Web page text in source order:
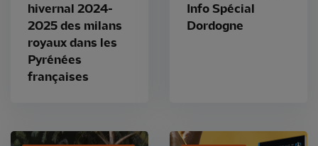
hivernal 2024-
2025 des milans
royaux dans les
Pyrénées
françaises
Info Spécial
Dordogne